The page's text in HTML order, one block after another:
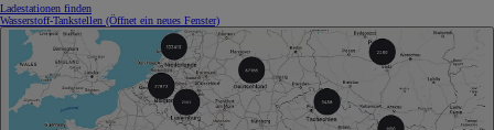
Ladestationen finden
Wasserstoff-Tankstellen (Öffnet ein neues Fenster)